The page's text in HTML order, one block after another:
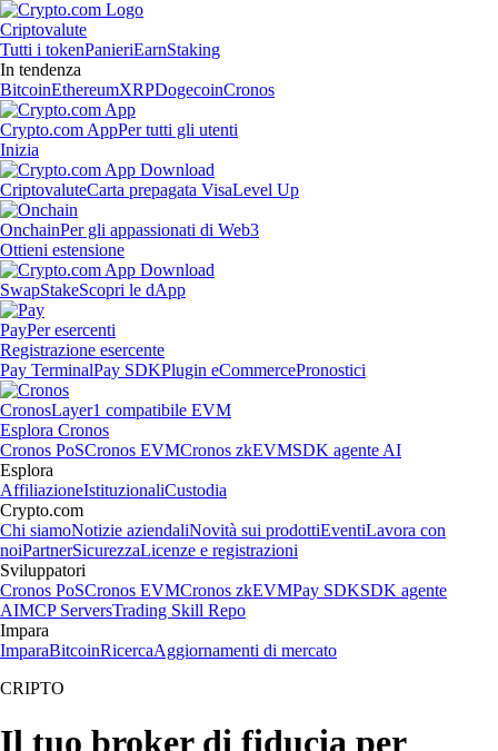
Criptovalute
Tutti i tokenPanieriEarnStaking
In tendenza
BitcoinEthereumXRPDogecoinCronos
Crypto.com AppPer tutti gli utenti
Inizia
CriptovaluteCarta prepagata VisaLevel Up
OnchainPer gli appassionati di Web3
Ottieni estensione
SwapStakeScopri le dApp
PayPer esercenti
Registrazione esercente
Pay TerminalPay SDKPlugin eCommercePronostici
CronosLayer1 compatibile EVM
Esplora Cronos
Cronos PoSCronos EVMCronos zkEVMSDK agente AI
Esplora
AffiliazioneIstituzionaliCustodia
Crypto.com
Chi siamoNotizie aziendaliNovità sui prodottiEventiLavora con
noiPartnerSicurezzaLicenze e registrazioni
Sviluppatori
Cronos PoSCronos EVMCronos zkEVMPay SDKSDK agente
AIMCP ServersTrading Skill Repo
Impara
ImparaBitcoinRicercaAggiornamenti di mercato
CRIPTO
Il tuo broker di fiducia per